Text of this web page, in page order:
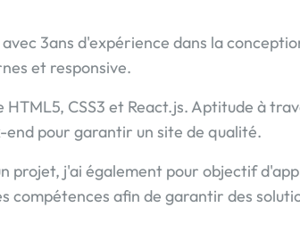
3ans d'expérience dans la
et responsive.
HTML5, CSS3 et React.js. Aptitude à
end pour garantir un site de qualité.
projet, j'ai également pour objectif
compétences afin de garantir des